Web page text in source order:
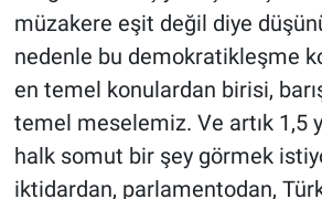
müzakere eşit değil diye
nedenle bu demokratikleşme
en temel konulardan birisi,
temel meselemiz. Ve artık 1,5
halk somut bir şey görmek
iktidardan, parlamentodan,